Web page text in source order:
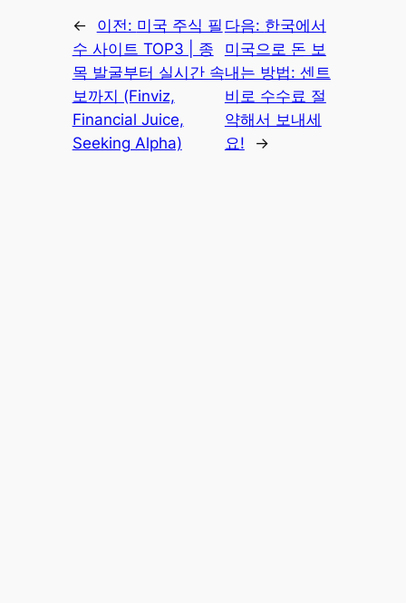
← 이전: 미국 주식 필
수 사이트 TOP3 | 종
목 발굴부터 실시간 속
보까지 (Finviz,
Financial Juice,
Seeking Alpha)
다음: 한국에서
미국으로 돈 보
내는 방법: 센트
비로 수수료 절
약해서 보내세
요!
→